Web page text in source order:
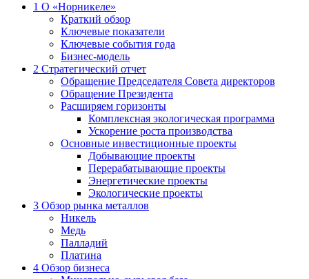
1 О «Норникеле»
Краткий обзор
Ключевые показатели
Ключевые события года
Бизнес-модель
2 Стратегический отчет
Обращение Председателя Совета директоров
Обращение Президента
Расширяем горизонты
Комплексная экологическая программа
Ускорение роста производства
Основные инвестиционные проекты
Добывающие проекты
Перерабатывающие проекты
Энергетические проекты
Экологические проекты
3 Обзор рынка металлов
Никель
Медь
Палладий
Платина
4 Обзор бизнеса